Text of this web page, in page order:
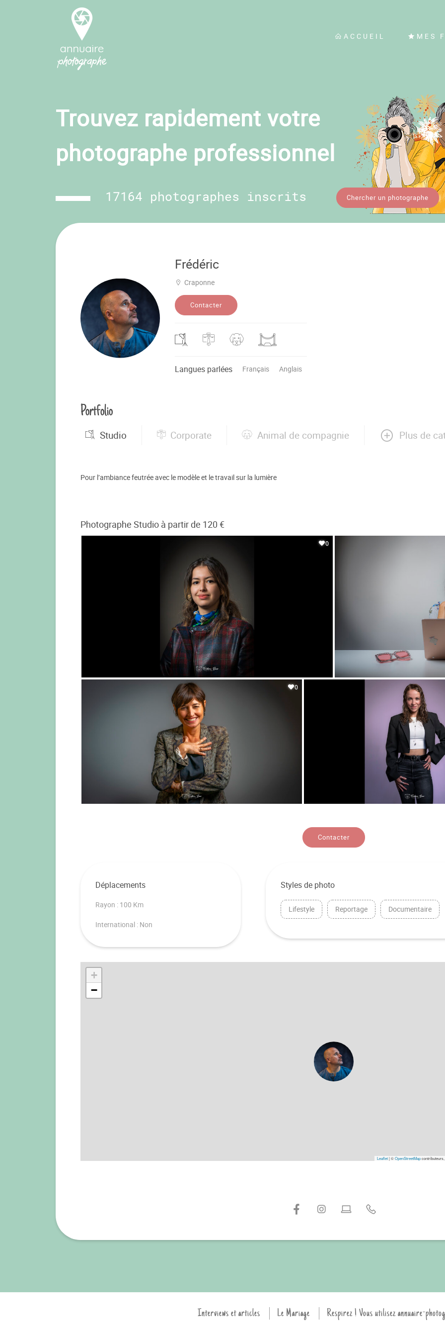
ACCUEIL MES
Trouvez rapidement votre
photographe professionnel
17164 photographes inscrits Chercher un photographe
Frédéric
Craponne
Contacter
Langues parlées Français Anglais
Portfolio
Studio Corporate Animal de compagnie Plus de
Pour l’ambiance feutrée avec le modèle et le travail sur la lumière
Photographe Studio à partir de 120 €
0
0
Contacter
Déplacements
Rayon : 100 Km
International : Non
Styles de photo
Lifestyle Reportage Documentaire
+
−
Leaflet|©OpenStreetMap
Interviews et articles Le Mariage Respirez ! Vous utilisez annuaire-